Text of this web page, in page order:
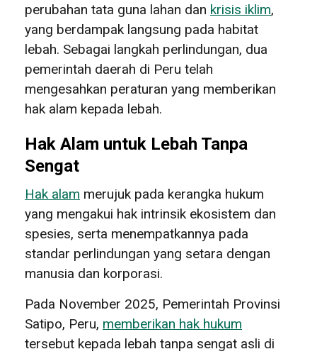
perubahan tata guna lahan dan krisis iklim,
yang berdampak langsung pada habitat
lebah. Sebagai langkah perlindungan, dua
pemerintah daerah di Peru telah
mengesahkan peraturan yang memberikan
hak alam kepada lebah.
Hak Alam untuk Lebah Tanpa
Sengat
Hak alam merujuk pada kerangka hukum
yang mengakui hak intrinsik ekosistem dan
spesies, serta menempatkannya pada
standar perlindungan yang setara dengan
manusia dan korporasi.
Pada November 2025, Pemerintah Provinsi
Satipo, Peru, memberikan hak hukum
tersebut kepada lebah tanpa sengat asli di